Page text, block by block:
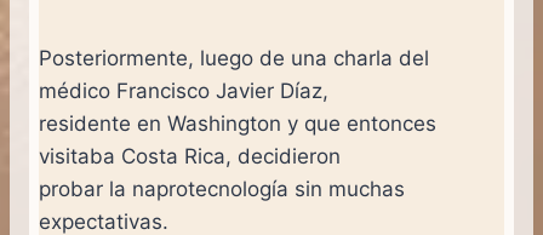
Posteriormente, luego de una charla del
médico Francisco Javier Díaz,
residente en Washington y que entonces
visitaba Costa Rica, decidieron
probar la naprotecnología sin muchas
expectativas.